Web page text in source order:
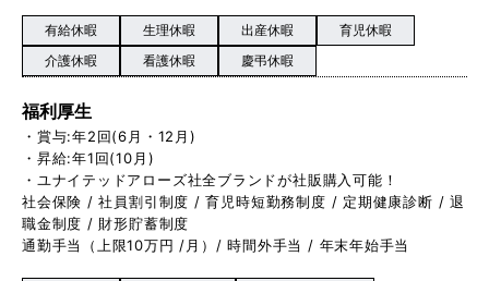
有給休暇 生理休暇 出産休暇
育児休暇
介護休暇
看護休暇 慶弔休暇
福利厚生
・賞与:年2回(6月・12月)
・昇給:年1回(10月)
・ユナイテッドアローズ社全ブランドが社販購入可能！
社会保険 / 社員割引制度 / 育児時短勤務制度 / 定期健康診断 / 退
職金制度 / 財形貯蓄制度
通勤手当（上限10万円 /月）/ 時間外手当 / 年末年始手当